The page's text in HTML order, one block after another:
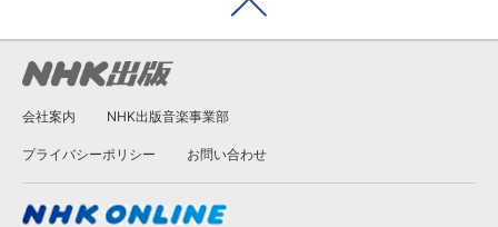
会社案内 NHK出版音楽事業部
プライバシーポリシー お問い合わせ